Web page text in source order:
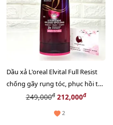
Dầu xả L'oreal Elvital Full Resist
chống gãy rụng tóc, phục hồi tóc
hư tổn - 250ml (NEW)
249,000đ212,000đ
2